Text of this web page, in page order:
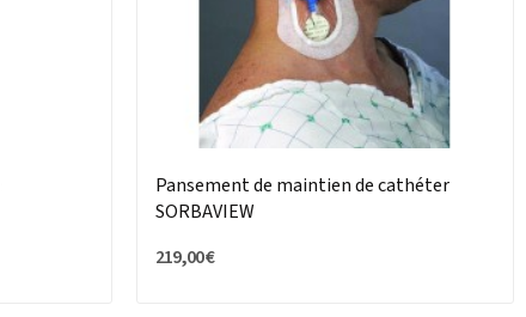
Pansement de maintien de cathéter
SORBAVIEW
219,00 €